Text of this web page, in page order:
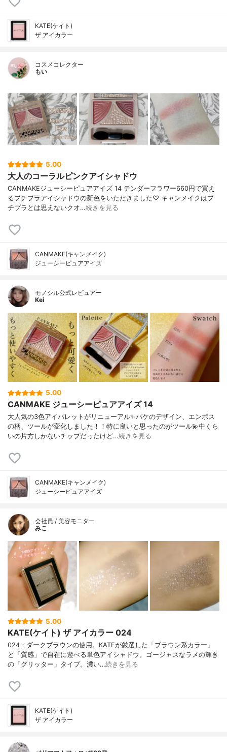
KATE(ケイト)
ザ アイカラー
コスメコレクター
もい
5.00
大人のコーラルピンクアイシャドウ
CANMAKEジューシーピュアアイズ 14 テンダーフラワー660円で買え
るプチプラアイシャドウの新色をいただきました♡ キャンメイクはプ
チプラとは思えないクオ…続きを見る
CANMAKE(キャンメイク)
ジューシーピュアアイズ
モノシル公式レビュアー
Kei
5.00
CANMAKE ジューシーピュアアイズ 14
大人気の3色アイパレットがリニューアル✨パケのデザイン、エンボス
の柄、ツールが変化しました！！特に良いと思ったのがツール💫中くら
いの片方しかないチップだったけど…続きを見る
CANMAKE(キャンメイク)
ジューシーピュアアイズ
会社員 / 美容モニター
みこ
5.00
KATE(ケイト) ザ アイカラー 024
024：ダークブラウンの使用。KATEが厳選した「ブラウン系カラー」
と「質感」で自在に遊べる単色アイシャドウ。ゴージャスなラメの輝き
の「グリッター」タイプ。濃い…続きを見る
KATE(ケイト)
ザ アイカラー